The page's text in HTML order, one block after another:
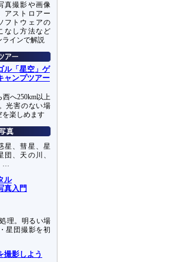
真撮影や画像
アストロアー
フトウェアの
なし方法など
ラインで解説
ル「星空」ゲ
ャンプツアー
へ250km以上
光害のない場
を楽しめます
星、彗星、星
団、天の川、
…
ル
真入門
理。明るい場
星団撮影を初
撮影しよう